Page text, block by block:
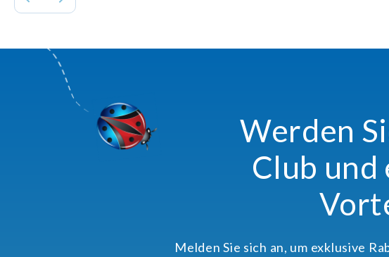
Werden
Club und
Melden Sie sich an, um exklusive